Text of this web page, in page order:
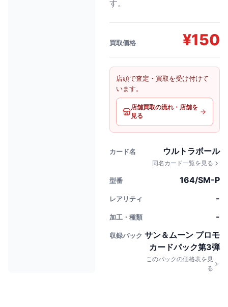
す。
買取価格 ¥150
店頭で査定・買取を受け付けて
います。
店舗買取の流れ・店舗を
見る
カード名 ウルトラボール
同名カード一覧を見る
型番 164/SM-P
レアリティ -
加工・種類 -
収録パック サン＆ムーン プロモ
カードパック第3弾
このパックの価格表を見
る